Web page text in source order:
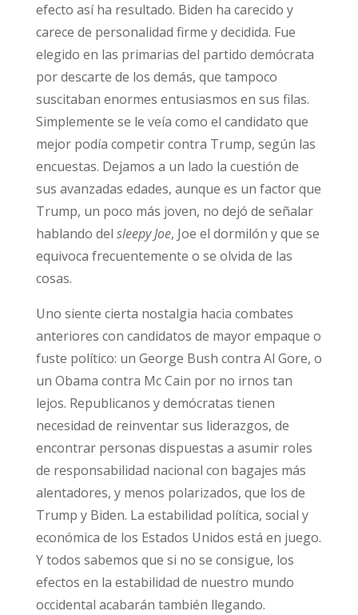
efecto así ha resultado. Biden ha carecido y
carece de personalidad firme y decidida. Fue
elegido en las primarias del partido demócrata
por descarte de los demás, que tampoco
suscitaban enormes entusiasmos en sus filas.
Simplemente se le veía como el candidato que
mejor podía competir contra Trump, según las
encuestas. Dejamos a un lado la cuestión de
sus avanzadas edades, aunque es un factor que
Trump, un poco más joven, no dejó de señalar
hablando del sleepy Joe, Joe el dormilón y que se
equivoca frecuentemente o se olvida de las
cosas.
Uno siente cierta nostalgia hacia combates
anteriores con candidatos de mayor empaque o
fuste político: un George Bush contra Al Gore, o
un Obama contra Mc Cain por no irnos tan
lejos. Republicanos y demócratas tienen
necesidad de reinventar sus liderazgos, de
encontrar personas dispuestas a asumir roles
de responsabilidad nacional con bagajes más
alentadores, y menos polarizados, que los de
Trump y Biden. La estabilidad política, social y
económica de los Estados Unidos está en juego.
Y todos sabemos que si no se consigue, los
efectos en la estabilidad de nuestro mundo
occidental acabarán también llegando.